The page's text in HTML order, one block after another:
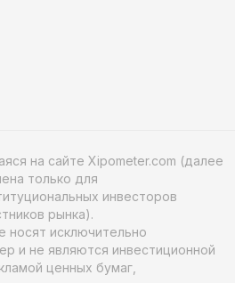
на сайте Xipometer.com (далее
только для
инвесторов
рынка).
носят исключительно
и не являются инвестиционной
ценных бумаг,